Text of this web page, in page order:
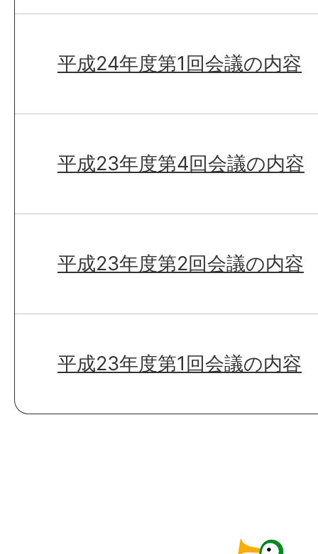
平成24年度第1回会議の内容
平成23年度第4回会議の内容
平成23年度第2回会議の内容
平成23年度第1回会議の内容